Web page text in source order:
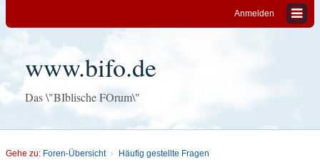
Anmelden
www.bifo.de
Das \"BIblische FOrum\"
Gehe zu: Foren-Übersicht Häufig gestellte Fragen